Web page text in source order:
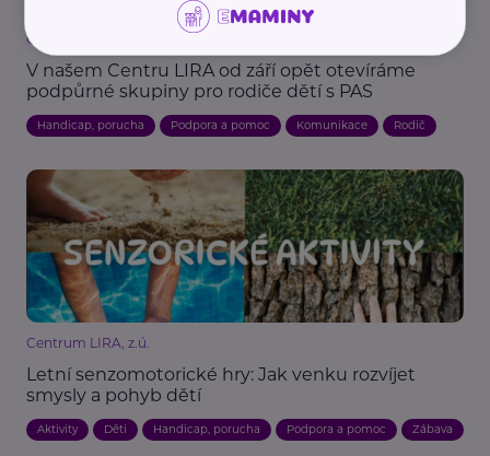
Centrum LIRA, z.ú.
V našem Centru LIRA od září opět otevíráme
podpůrné skupiny pro rodiče dětí s PAS
Handicap, porucha Podpora a pomoc Komunikace Rodič
Centrum LIRA, z.ú.
Letní senzomotorické hry: Jak venku rozvíjet
smysly a pohyb dětí
Aktivity Děti Handicap, porucha Podpora a pomoc Zábava